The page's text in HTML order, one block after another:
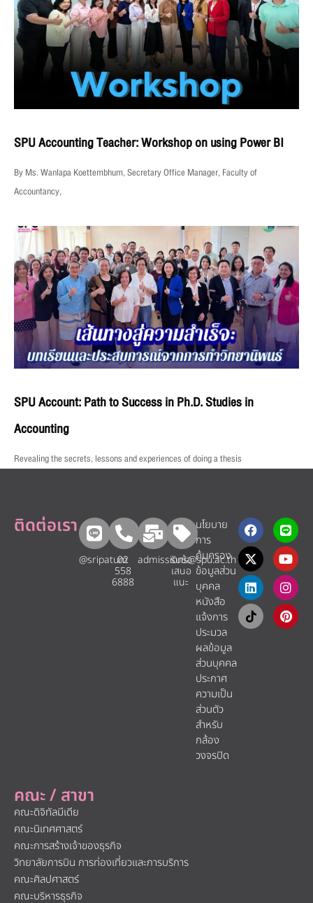
SPU Accounting Teacher: Workshop on using Power BI
By Ms. Wanlapa Koettembhum, Secretary Office Manager, Faculty of
Accountancy,
SPU Account: Path to Success in Ph.D. Studies in
Accounting
Revealing the secrets, lessons and experiences of doing a thesis
คณะ / สาขา
คณะดิจิทัลมีเดีย
คณะนิเทศศาสตร์
คณะการสร้างเจ้าของธุรกิจ
วิทยาลัยการบิน การท่องเที่ยวและการบริการ
คณะศิลปศาสตร์
คณะบริหารธุรกิจ
ติดต่อเรา
@sripatum
02
558
6888
admissions@spu.ac.th
รับข้อ
เสนอ
แนะ​
นโยบาย
การ
คุ้มครอง
ข้อมูลส่วน
บุคคล
หนังสือ
แจ้งการ
ประมวล
ผลข้อมูล
ส่วนบุคคล
ประกาศ
ความเป็น
ส่วนตัว
สำหรับ
กล้อง
วงจรปิด